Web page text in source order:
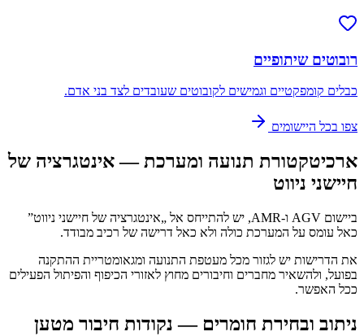
רובוטים שיתופיים
כבלים קומפקטיים וגמישים לקובוטים שעובדים לצד בני אדם.
צפו בכל היישומים
ארכיטקטורת תנועה ומערכת — אינטגרציה של
חיישני ניווט
ביישום AGV ו-AMR, יש להתייחס אל „אינטגרציה של חיישני ניווט”
כאל עומס על המערכת כולה ולא כאל דרישה של רכיב מבודד.
את הדרישות יש לגזור מכל מעטפת התנועה ומגאומטריית ההתקנה
בפועל, ולהשאיר מחברים וחיבורים מחוץ לאזורי הכיפוף והפיתול הפעילים
ככל האפשר.
ניתוב ובחירת חומרים — נקודות חיבור מטען